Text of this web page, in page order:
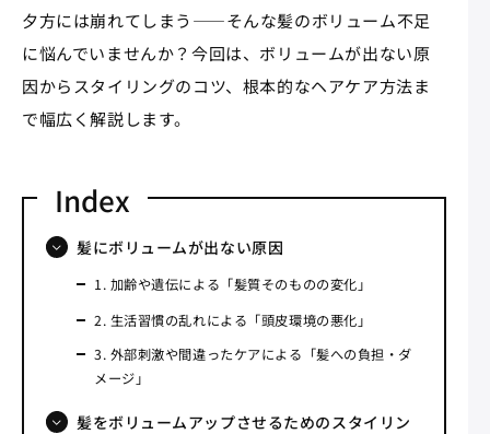
夕方には崩れてしまう——そんな髪のボリューム不足
に悩んでいませんか？今回は、ボリュームが出ない原
因からスタイリングのコツ、根本的なヘアケア方法ま
で幅広く解説します。
髪にボリュームが出ない原因
1. 加齢や遺伝による「髪質そのものの変化」
2. 生活習慣の乱れによる「頭皮環境の悪化」
3. 外部刺激や間違ったケアによる「髪への負担・ダ
メージ」
髪をボリュームアップさせるためのスタイリン